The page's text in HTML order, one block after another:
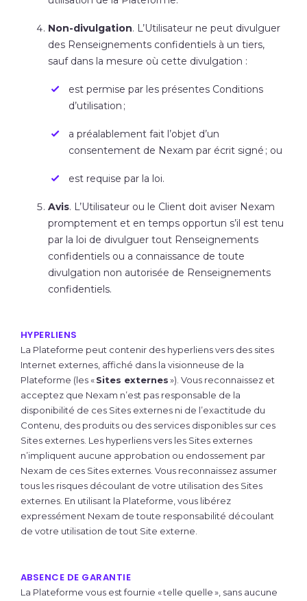
Non-divulgation. L’Utilisateur ne peut divulguer
des Renseignements confidentiels à un tiers,
sauf dans la mesure où cette divulgation :
est permise par les présentes Conditions
d’utilisation ;
a préalablement fait l’objet d’un
consentement de Nexam par écrit signé ; ou
est requise par la loi.
Avis. L’Utilisateur ou le Client doit aviser Nexam
promptement et en temps opportun s’il est tenu
par la loi de divulguer tout Renseignements
confidentiels ou a connaissance de toute
divulgation non autorisée de Renseignements
confidentiels.
HYPERLIENS
La Plateforme peut contenir des hyperliens vers des sites
Internet externes, affiché dans la visionneuse de la
Plateforme (les «Sites externes»). Vous reconnaissez et
acceptez que Nexam n’est pas responsable de la
disponibilité de ces Sites externes ni de l’exactitude du
Contenu, des produits ou des services disponibles sur ces
Sites externes. Les hyperliens vers les Sites externes
n’impliquent aucune approbation ou endossement par
Nexam de ces Sites externes. Vous reconnaissez assumer
tous les risques découlant de votre utilisation des Sites
externes. En utilisant la Plateforme, vous libérez
expressément Nexam de toute responsabilité découlant
de votre utilisation de tout Site externe.
ABSENCE DE GARANTIE
La Plateforme vous est fournie « telle quelle », sans aucune